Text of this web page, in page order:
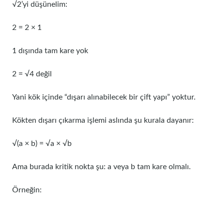
√2’yi düşünelim:
2 = 2 × 1
1 dışında tam kare yok
2 = √4 değil
Yani kök içinde “dışarı alınabilecek bir çift yapı” yoktur.
Kökten dışarı çıkarma işlemi aslında şu kurala dayanır:
√(a × b) = √a × √b
Ama burada kritik nokta şu: a veya b tam kare olmalı.
Örneğin: